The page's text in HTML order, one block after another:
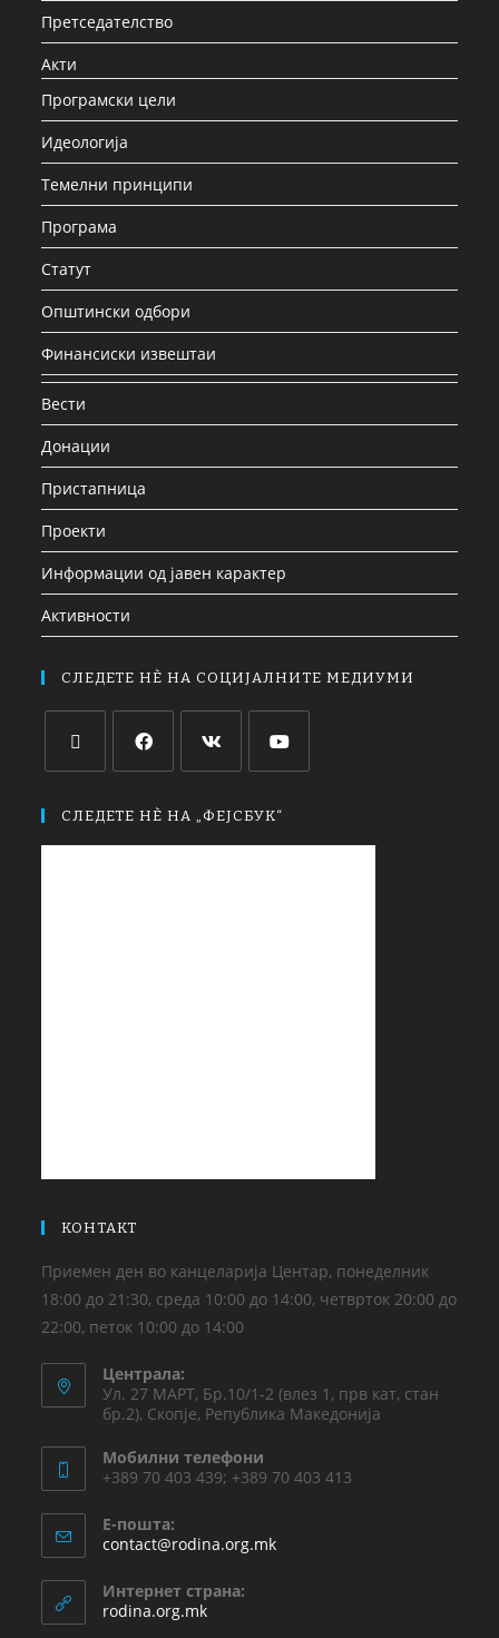
Претседателство
Акти
Програмски цели
Идеологија
Темелни принципи
Програма
Статут
Општински одбори
Финансиски извештаи
Вести
Донации
Пристапница
Проекти
Информации од јавен карактер
Активности
СЛЕДЕТЕ НЀ НА СОЦИЈАЛНИТЕ МЕДИУМИ
СЛЕДЕТЕ НЀ НА „ФЕЈСБУК“
КОНТАКТ
Приемен ден во канцеларија Центар, понеделник
18:00 до 21:30, среда 10:00 до 14:00, четврток 20:00 до
22:00, петок 10:00 до 14:00
Централа:
Ул. 27 МАРТ, Бр.10/1-2 (влез 1, прв кат, стан
бр.2), Скопје, Република Македонија
Мобилни телефони
+389 70 403 439; +389 70 403 413
Е-пошта:
contact@rodina.org.mk
Интернет страна:
rodina.org.mk